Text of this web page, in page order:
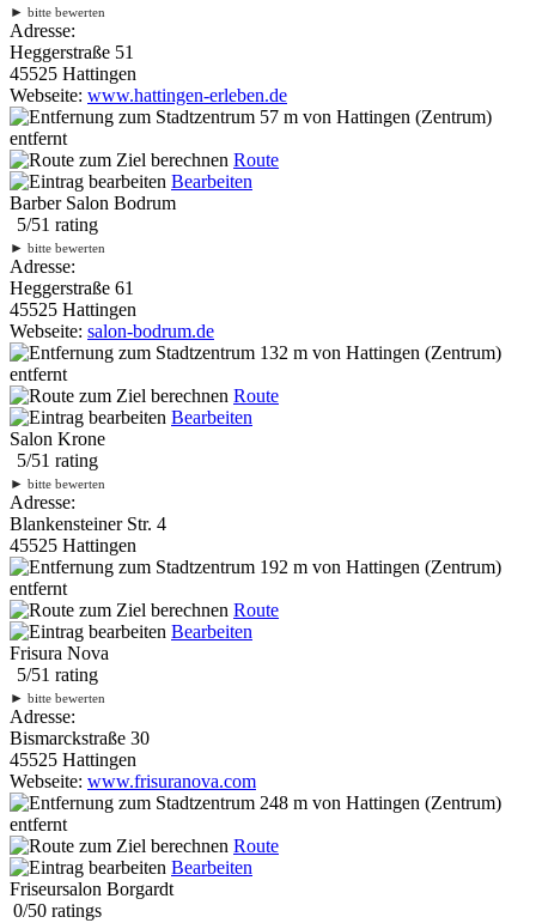
► bitte bewerten
Adresse:
Heggerstraße 51
45525 Hattingen
Webseite: www.hattingen-erleben.de
57 m von Hattingen (Zentrum)
entfernt
Route
Bearbeiten
Barber Salon Bodrum
5/51 rating
► bitte bewerten
Adresse:
Heggerstraße 61
45525 Hattingen
Webseite: salon-bodrum.de
132 m von Hattingen (Zentrum)
entfernt
Route
Bearbeiten
Salon Krone
5/51 rating
► bitte bewerten
Adresse:
Blankensteiner Str. 4
45525 Hattingen
192 m von Hattingen (Zentrum)
entfernt
Route
Bearbeiten
Frisura Nova
5/51 rating
► bitte bewerten
Adresse:
Bismarckstraße 30
45525 Hattingen
Webseite: www.frisuranova.com
248 m von Hattingen (Zentrum)
entfernt
Route
Bearbeiten
Friseursalon Borgardt
0/50 ratings